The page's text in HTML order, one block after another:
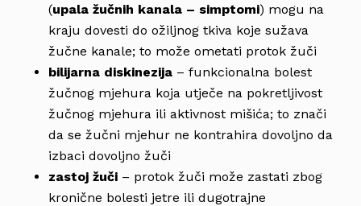
(upala žučnih kanala – simptomi) mogu na
kraju dovesti do ožiljnog tkiva koje sužava
žučne kanale; to može ometati protok žuči
bilijarna diskinezija – funkcionalna bolest
žučnog mjehura koja utječe na pokretljivost
žučnog mjehura ili aktivnost mišića; to znači
da se žučni mjehur ne kontrahira dovoljno da
izbaci dovoljno žuči
zastoj žuči – protok žuči može zastati zbog
kronične bolesti jetre ili dugotrajne